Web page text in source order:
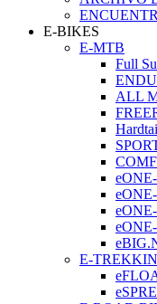
E-BIKES
E-MTB
Full
ALL
E-